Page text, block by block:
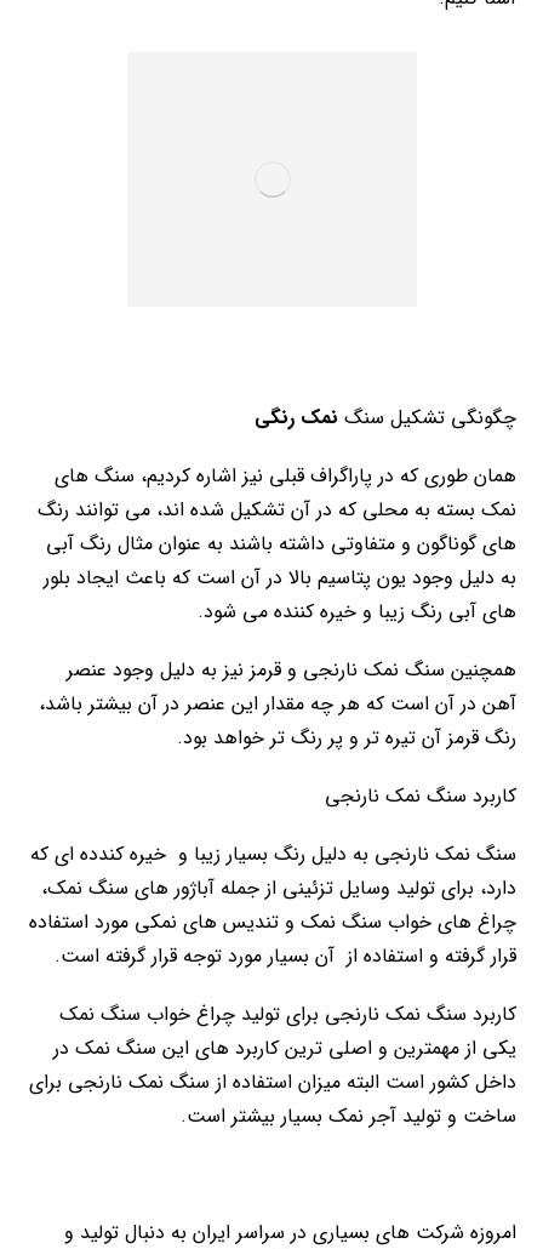
چگونگی تشکیل سنگ نمک رنگی
همان طوری که در پاراگراف قبلی نیز اشاره کردیم، سنگ های
نمک بسته به محلی که در آن تشکیل شده اند، می توانند رنگ
های گوناگون و متفاوتی داشته باشند به عنوان مثال رنگ آبی
به دلیل وجود یون پتاسیم بالا در آن است که باعث ایجاد بلور
های آبی رنگ زیبا و خیره کننده می شود.
همچنین سنگ نمک نارنجی و قرمز نیز به دلیل وجود عنصر
آهن در آن است که هر چه مقدار این عنصر در آن بیشتر باشد،
رنگ قرمز آن تیره تر و پر رنگ تر خواهد بود.
کاربرد سنگ نمک نارنجی
سنگ نمک نارنجی به دلیل رنگ بسیار زیبا و خیره کندده ای که
دارد، برای تولید وسایل تزئینی از جمله آباژور های سنگ نمک،
چراغ های خواب سنگ نمک و تندیس های نمکی مورد استفاده
قرار گرفته و استفاده از آن بسیار مورد توجه قرار گرفته است.
کاربرد سنگ نمک نارنجی برای تولید چراغ خواب سنگ نمک
یکی از مهمترین و اصلی ترین کاربرد های این سنگ نمک در
داخل کشور است البته میزان استفاده از سنگ نمک نارنجی برای
ساخت و تولید آجر نمک بسیار بیشتر است.
امروزه شرکت های بسیاری در سراسر ایران به دنبال تولید و